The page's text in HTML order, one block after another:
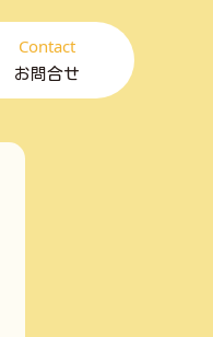
Contact
お問合せ